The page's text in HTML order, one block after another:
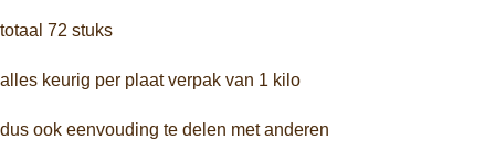
totaal 72 stuks
alles keurig per plaat verpak van 1 kilo
dus ook eenvouding te delen met anderen